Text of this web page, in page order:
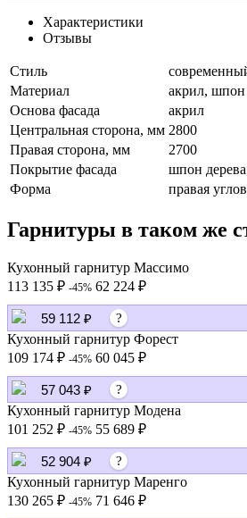
Характеристики
Отзывы
Стиль
Материал
акрил, шпон
Основа фасада
акрил
Центральная сторона, мм 2800
Правая сторона, мм
2700
Покрытие фасада
шпон
Форма
правая
Гарнитуры в таком же
Кухонный гарнитур Массимо
113 135 ₽ -45% 62 224 ₽
59 112 ₽ ?
Кухонный гарнитур Форест
109 174 ₽ -45% 60 045 ₽
57 043 ₽ ?
Кухонный гарнитур Модена
101 252 ₽ -45% 55 689 ₽
52 904 ₽ ?
Кухонный гарнитур Маренго
130 265 ₽ -45% 71 646 ₽